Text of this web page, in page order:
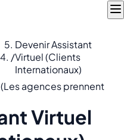
/
Devenir Assistant
Virtuel (Clients
Internationaux)
agences prennent
Virtuel